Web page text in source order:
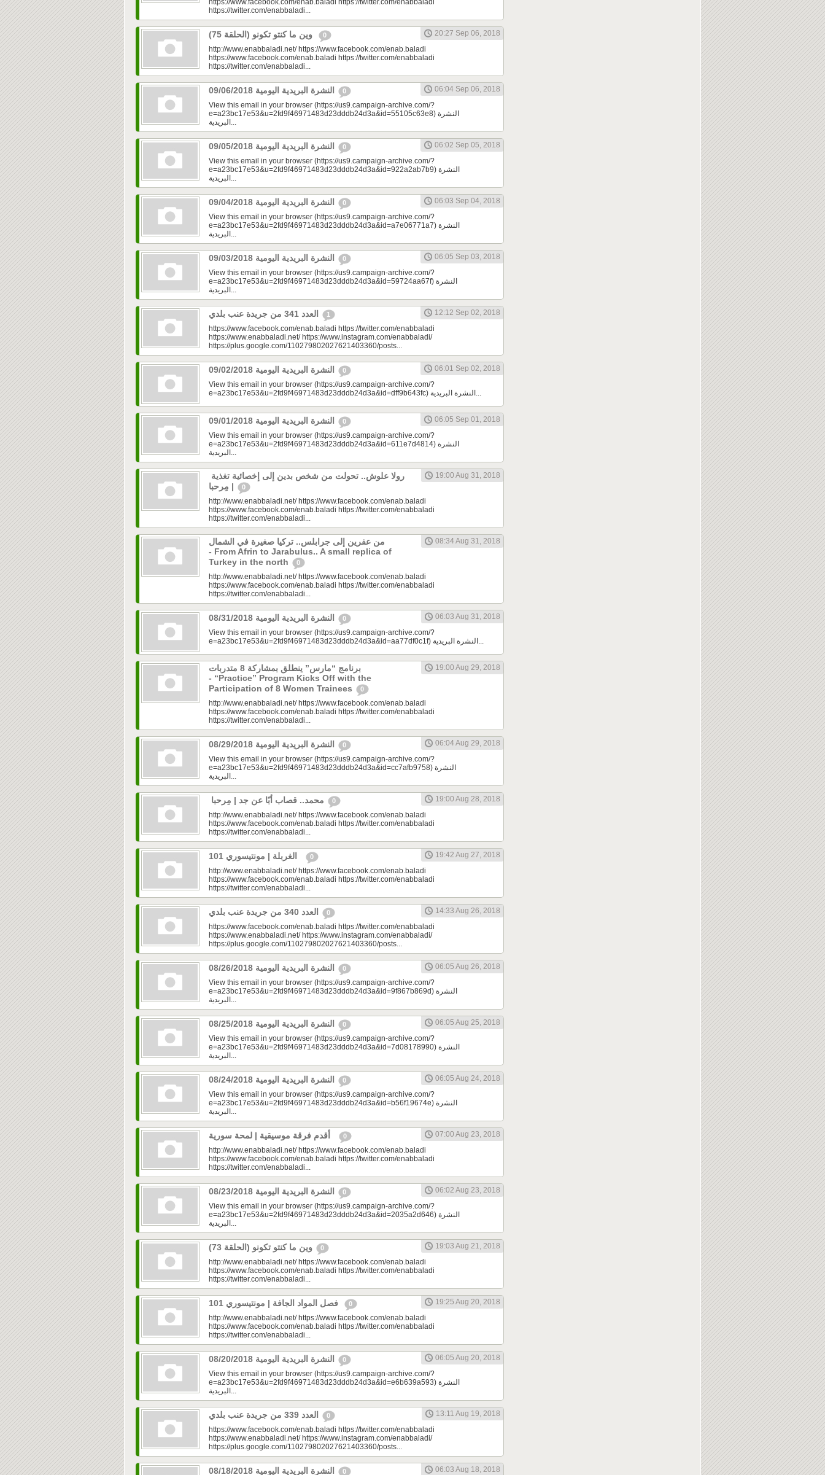
https://www.facebook.com/enab.baladi https://twitter.com/enabbaladi
https://twitter.com/enabbaladi...
0
20:27 Sep 06, 2018
http://www.enabbaladi.net/ https://www.facebook.com/enab.baladi
https://www.facebook.com/enab.baladi https://twitter.com/enabbaladi
https://twitter.com/enabbaladi...
0
06:04 Sep 06, 2018
View this email in your browser (https://us9.campaign-archive.com/?
e=a23bc17e53&u=2fd9f46971483d23dddb24d3a&id=55105c63e8) النشرة
البريدية...
0
06:02 Sep 05, 2018
View this email in your browser (https://us9.campaign-archive.com/?
e=a23bc17e53&u=2fd9f46971483d23dddb24d3a&id=922a2ab7b9) النشرة
البريدية...
0
06:03 Sep 04, 2018
View this email in your browser (https://us9.campaign-archive.com/?
e=a23bc17e53&u=2fd9f46971483d23dddb24d3a&id=a7e06771a7) النشرة
البريدية...
0
06:05 Sep 03, 2018
View this email in your browser (https://us9.campaign-archive.com/?
e=a23bc17e53&u=2fd9f46971483d23dddb24d3a&id=59724aa67f) النشرة
البريدية...
1
12:12 Sep 02, 2018
https://www.facebook.com/enab.baladi https://twitter.com/enabbaladi
https://www.enabbaladi.net/ https://www.instagram.com/enabbaladi/
https://plus.google.com/110279802027621403360/posts...
0
06:01 Sep 02, 2018
View this email in your browser (https://us9.campaign-archive.com/?
e=a23bc17e53&u=2fd9f46971483d23dddb24d3a&id=dff9b643fc) النشرة البريدية...
0
06:05 Sep 01, 2018
View this email in your browser (https://us9.campaign-archive.com/?
e=a23bc17e53&u=2fd9f46971483d23dddb24d3a&id=611e7d4814) النشرة
البريدية...
0
19:00 Aug 31, 2018
http://www.enabbaladi.net/ https://www.facebook.com/enab.baladi
https://www.facebook.com/enab.baladi https://twitter.com/enabbaladi
https://twitter.com/enabbaladi...
من عفرين إلى جرابلس.. تركيا صغيرة في الشمال
- From Afrin to Jarabulus.. A small replica of
Turkey in the north
0
08:34 Aug 31, 2018
http://www.enabbaladi.net/ https://www.facebook.com/enab.baladi
https://www.facebook.com/enab.baladi https://twitter.com/enabbaladi
https://twitter.com/enabbaladi...
0
06:03 Aug 31, 2018
View this email in your browser (https://us9.campaign-archive.com/?
e=a23bc17e53&u=2fd9f46971483d23dddb24d3a&id=aa77df0c1f) النشرة البريدية...
برنامج “مارس” ينطلق بمشاركة 8 متدربات
- “Practice” Program Kicks Off with the
Participation of 8 Women Trainees
0
19:00 Aug 29, 2018
http://www.enabbaladi.net/ https://www.facebook.com/enab.baladi
https://www.facebook.com/enab.baladi https://twitter.com/enabbaladi
https://twitter.com/enabbaladi...
0
06:04 Aug 29, 2018
View this email in your browser (https://us9.campaign-archive.com/?
e=a23bc17e53&u=2fd9f46971483d23dddb24d3a&id=cc7afb9758) النشرة
البريدية...
0
19:00 Aug 28, 2018
http://www.enabbaladi.net/ https://www.facebook.com/enab.baladi
https://www.facebook.com/enab.baladi https://twitter.com/enabbaladi
https://twitter.com/enabbaladi...
0
19:42 Aug 27, 2018
http://www.enabbaladi.net/ https://www.facebook.com/enab.baladi
https://www.facebook.com/enab.baladi https://twitter.com/enabbaladi
https://twitter.com/enabbaladi...
0
14:33 Aug 26, 2018
https://www.facebook.com/enab.baladi https://twitter.com/enabbaladi
https://www.enabbaladi.net/ https://www.instagram.com/enabbaladi/
https://plus.google.com/110279802027621403360/posts...
0
06:05 Aug 26, 2018
View this email in your browser (https://us9.campaign-archive.com/?
e=a23bc17e53&u=2fd9f46971483d23dddb24d3a&id=9f867b869d) النشرة
البريدية...
0
06:05 Aug 25, 2018
View this email in your browser (https://us9.campaign-archive.com/?
e=a23bc17e53&u=2fd9f46971483d23dddb24d3a&id=7d08178990) النشرة
البريدية...
0
06:05 Aug 24, 2018
View this email in your browser (https://us9.campaign-archive.com/?
e=a23bc17e53&u=2fd9f46971483d23dddb24d3a&id=b56f19674e) النشرة
البريدية...
0
07:00 Aug 23, 2018
http://www.enabbaladi.net/ https://www.facebook.com/enab.baladi
https://www.facebook.com/enab.baladi https://twitter.com/enabbaladi
https://twitter.com/enabbaladi...
0
06:02 Aug 23, 2018
View this email in your browser (https://us9.campaign-archive.com/?
e=a23bc17e53&u=2fd9f46971483d23dddb24d3a&id=2035a2d646) النشرة
البريدية...
0
19:03 Aug 21, 2018
http://www.enabbaladi.net/ https://www.facebook.com/enab.baladi
https://www.facebook.com/enab.baladi https://twitter.com/enabbaladi
https://twitter.com/enabbaladi...
0
19:25 Aug 20, 2018
http://www.enabbaladi.net/ https://www.facebook.com/enab.baladi
https://www.facebook.com/enab.baladi https://twitter.com/enabbaladi
https://twitter.com/enabbaladi...
0
06:05 Aug 20, 2018
View this email in your browser (https://us9.campaign-archive.com/?
e=a23bc17e53&u=2fd9f46971483d23dddb24d3a&id=e6b639a593) النشرة
البريدية...
0
13:11 Aug 19, 2018
https://www.facebook.com/enab.baladi https://twitter.com/enabbaladi
https://www.enabbaladi.net/ https://www.instagram.com/enabbaladi/
https://plus.google.com/110279802027621403360/posts...
0 06:03 Aug 18, 2018